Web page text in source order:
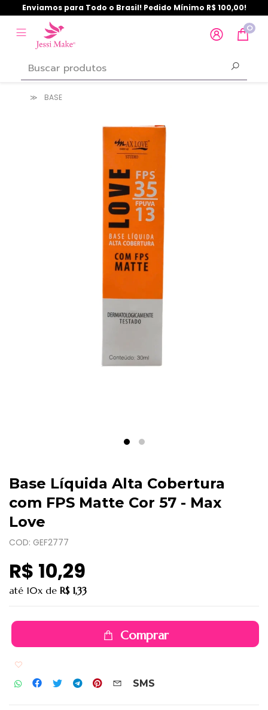
Enviamos para Todo o Brasil! Pedido Mínimo R$ 100,00!
0
BASE
Base Líquida Alta Cobertura
com FPS Matte Cor 57 - Max
Love
COD: GEF2777
R$ 10,29
até 10x de R$ 1,33
Comprar
SMS